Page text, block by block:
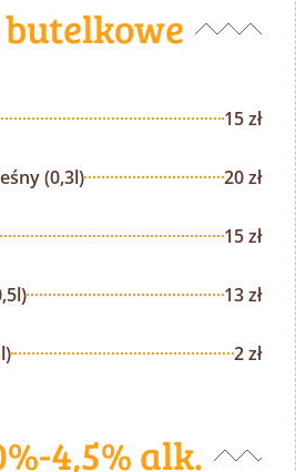
15 zł
(0,3l) 20 zł
15 zł
13 zł
2 zł
4,5% alk.